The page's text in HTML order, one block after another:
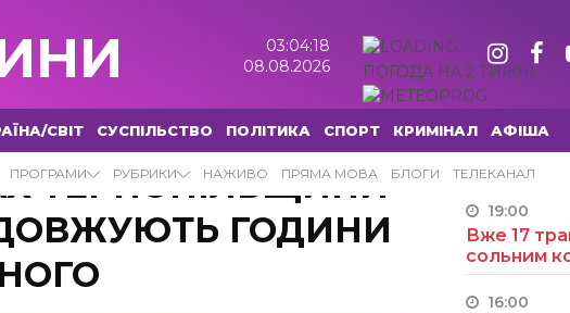
03:04:19
08.08.2026
ПОГОДА НА 2 ТИЖНІ
СВІТ СУСПІЛЬСТВО ПОЛІТИКА СПОРТ КРИМІНАЛ АФІША
ПРОГРАМИ РУБРИКИ НАЖИВО ПРЯМА МОВА БЛОГИ ТЕЛЕКАНАЛ
ТЕРНОПІЛЬЩИНИ
ГОДИНИ
19:00
Вже 17
сольним
16:00